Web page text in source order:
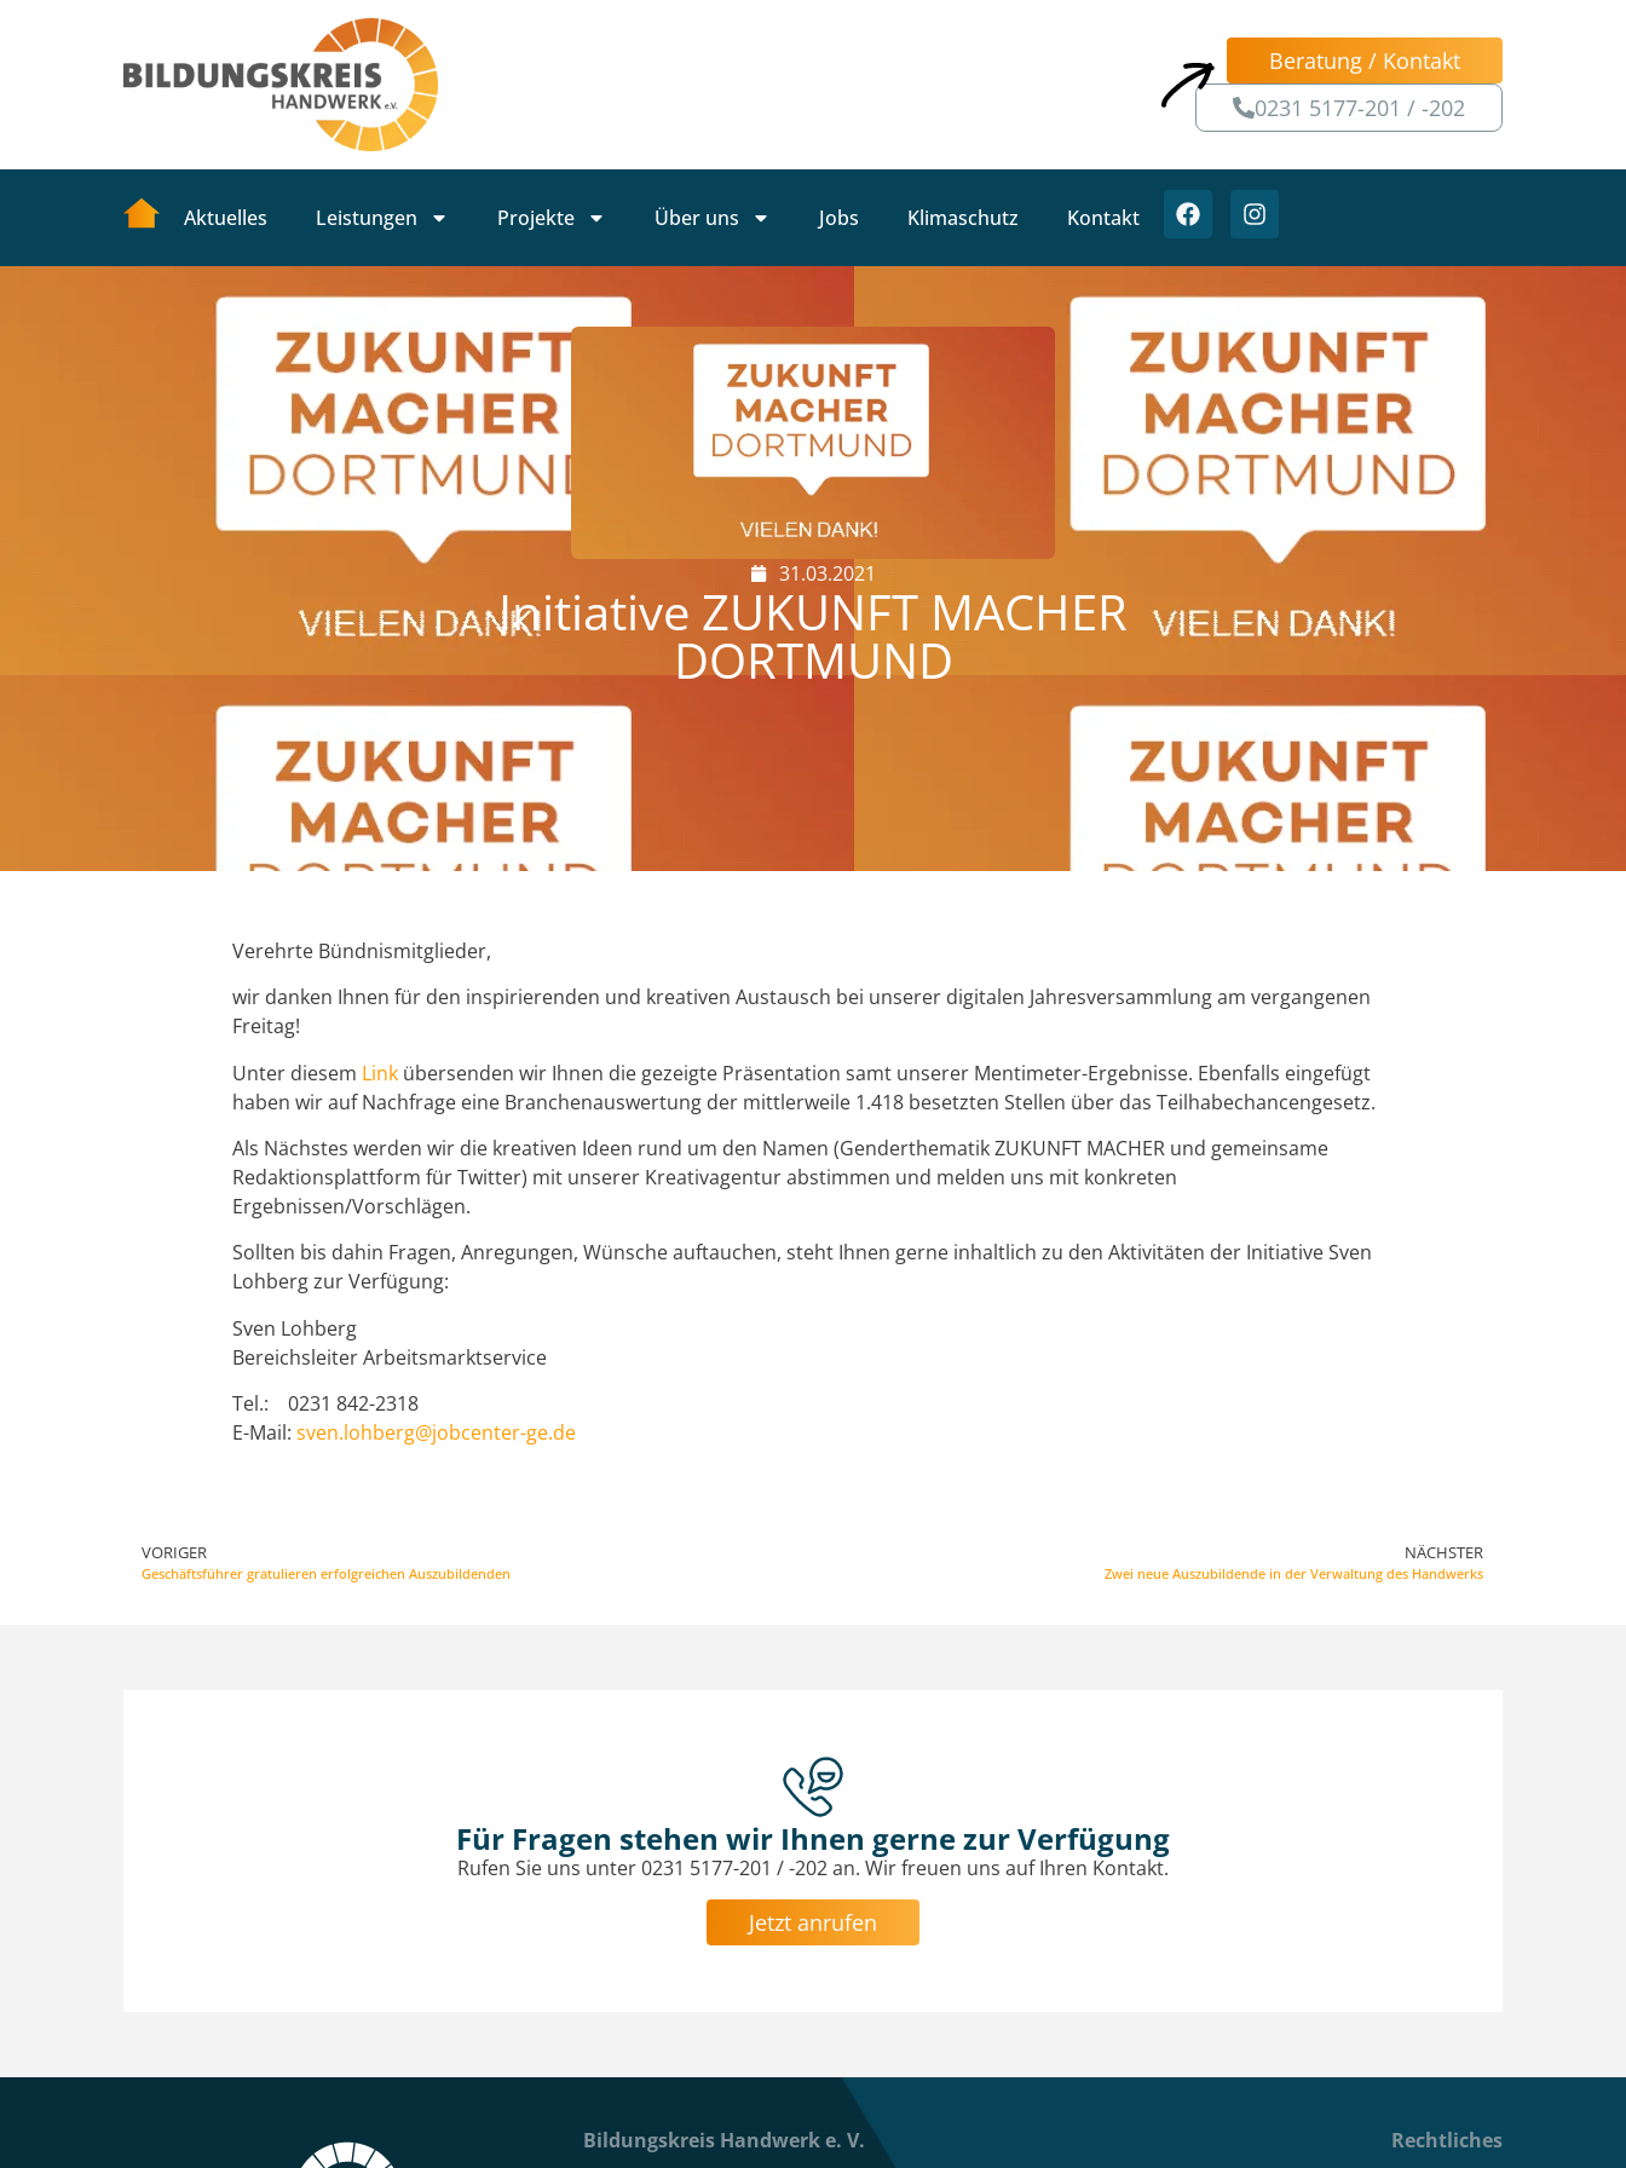
Beratung / Kontakt
0231 5177-201 / -202
Aktuelles Leistungen Projekte Über uns Jobs Klimaschutz Kontakt
31.03.2021
Initiative ZUKUNFT MACHER
DORTMUND
Verehrte Bündnismitglieder,
wir danken Ihnen für den inspirierenden und kreativen Austausch bei unserer digitalen Jahresversammlung am vergangenen
Freitag!
Unter diesem Link übersenden wir Ihnen die gezeigte Präsentation samt unserer Mentimeter-Ergebnisse. Ebenfalls eingefügt
haben wir auf Nachfrage eine Branchenauswertung der mittlerweile 1.418 besetzten Stellen über das Teilhabechancengesetz.
Als Nächstes werden wir die kreativen Ideen rund um den Namen (Genderthematik ZUKUNFT MACHER und gemeinsame
Redaktionsplattform für Twitter) mit unserer Kreativagentur abstimmen und melden uns mit konkreten
Ergebnissen/Vorschlägen.
Sollten bis dahin Fragen, Anregungen, Wünsche auftauchen, steht Ihnen gerne inhaltlich zu den Aktivitäten der Initiative Sven
Lohberg zur Verfügung:
Sven Lohberg
Bereichsleiter Arbeitsmarktservice
Tel.: 0231 842-2318
E-Mail: sven.lohberg@jobcenter-ge.de
VORIGER
Geschäftsführer gratulieren erfolgreichen Auszubildenden
NÄCHSTER
Zwei neue Auszubildende in der Verwaltung des Handwerks
Für Fragen stehen wir Ihnen gerne zur Verfügung
Rufen Sie uns unter 0231 5177-201 / -202 an. Wir freuen uns auf Ihren Kontakt.
Jetzt anrufen
Bildungskreis Handwerk e. V. Rechtliches